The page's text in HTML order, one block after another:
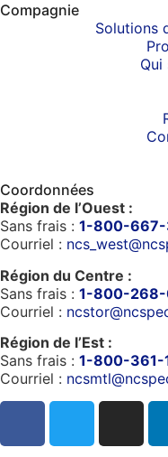
Compagnie
Solutions
Qui
Coordonnées
Région de l’Ouest :
Sans frais : 1-800-
Courriel :
Région du Centre :
Sans frais : 1-800-268-
Courriel :
Région de l’Est :
Sans frais : 1-800-361-
Courriel :